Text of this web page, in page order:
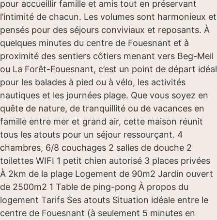
pour accueillir famille et amis tout en préservant
l’intimité de chacun. Les volumes sont harmonieux et
pensés pour des séjours conviviaux et reposants. À
quelques minutes du centre de Fouesnant et à
proximité des sentiers côtiers menant vers Beg-Meil
ou La Forêt-Fouesnant, c’est un point de départ idéal
pour les balades à pied ou à vélo, les activités
nautiques et les journées plage. Que vous soyez en
quête de nature, de tranquillité ou de vacances en
famille entre mer et grand air, cette maison réunit
tous les atouts pour un séjour ressourçant. 4
chambres, 6/8 couchages 2 salles de douche 2
toilettes WIFI 1 petit chien autorisé 3 places privées
À 2km de la plage Logement de 90m2 Jardin ouvert
de 2500m2 1 Table de ping-pong À propos du
logement Tarifs Ses atouts Situation idéale entre le
centre de Fouesnant (à seulement 5 minutes en